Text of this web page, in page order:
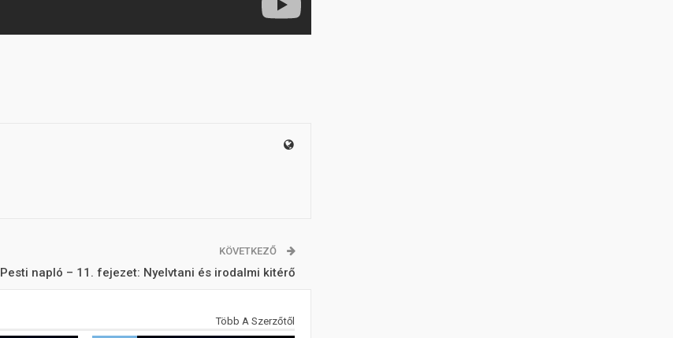
KÖVETKEZŐ
Pesti napló – 11. fejezet: Nyelvtani és irodalmi kitérő
Több A Szerzőtől